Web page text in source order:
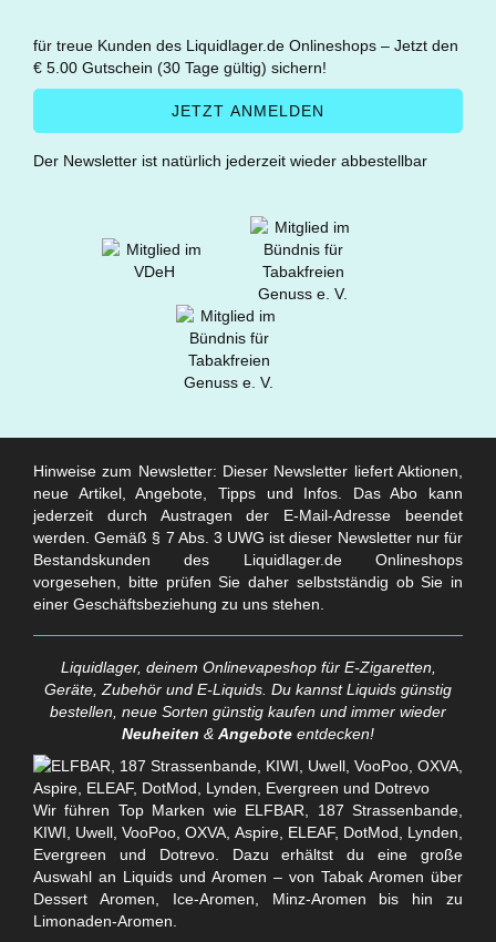
für treue Kunden des Liquidlager.de Onlineshops – Jetzt den
€ 5.00 Gutschein (30 Tage gültig) sichern!
Der Newsletter ist natürlich jederzeit wieder abbestellbar
Hinweise zum Newsletter: Dieser Newsletter liefert Aktionen,
neue Artikel, Angebote, Tipps und Infos. Das Abo kann
jederzeit durch Austragen der E-Mail-Adresse beendet
werden. Gemäß § 7 Abs. 3 UWG ist dieser Newsletter nur für
Bestandskunden des Liquidlager.de Onlineshops
vorgesehen, bitte prüfen Sie daher selbstständig ob Sie in
einer Geschäftsbeziehung zu uns stehen.
Liquidlager, deinem Onlinevapeshop für E-Zigaretten,
Geräte, Zubehör und E-Liquids. Du kannst Liquids günstig
bestellen, neue Sorten günstig kaufen und immer wieder
Neuheiten & Angebote entdecken!
Wir führen Top Marken wie ELFBAR, 187 Strassenbande,
KIWI, Uwell, VooPoo, OXVA, Aspire, ELEAF, DotMod, Lynden,
Evergreen und Dotrevo. Dazu erhältst du eine große
Auswahl an Liquids und Aromen – von Tabak Aromen über
Dessert Aromen, Ice-Aromen, Minz-Aromen bis hin zu
Limonaden-Aromen.